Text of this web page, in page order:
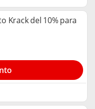
Krack del 10% para